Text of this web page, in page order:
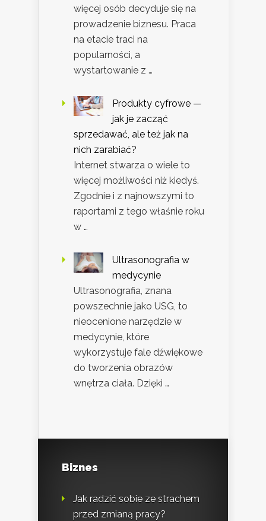
więcej osób decyduje się na
prowadzenie biznesu. Praca
na etacie traci na
popularności, a
wystartowanie z …
Produkty cyfrowe —
jak je zacząć
sprzedawać, ale też jak na
nich zarabiać?
Internet stwarza o wiele to
więcej możliwości niż kiedyś.
Zgodnie i z najnowszymi to
raportami z tego właśnie roku
w …
Ultrasonografia w
medycynie
Ultrasonografia, znana
powszechnie jako USG, to
nieocenione narzędzie w
medycynie, które
wykorzystuje fale dźwiękowe
do tworzenia obrazów
wnętrza ciała. Dzięki …
Biznes
Jak radzić sobie ze strachem
przed zmianą pracy?